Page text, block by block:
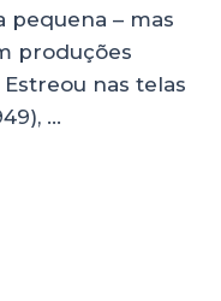
pequena – mas
produções
nas telas
…